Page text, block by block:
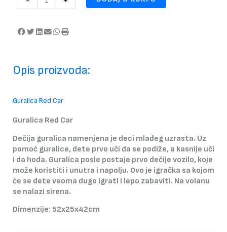
količina
Opis proizvoda:
Guralica Red Car
Guralica Red Car
Dečija guralica namenjena je deci mlađeg uzrasta. Uz
pomoć guralice, dete prvo uči da se podiže, a kasnije uči
i da hoda. Guralica posle postaje prvo dečije vozilo, koje
može koristiti i unutra i napolju. Ovo je igračka sa kojom
će se dete veoma dugo igrati i lepo zabaviti. Na volanu
se nalazi sirena.
Dimenzije: 52x25x42cm